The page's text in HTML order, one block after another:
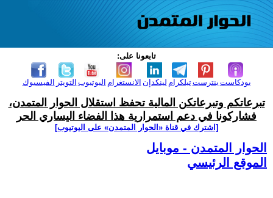
تابعونا على:
الفيسبوك التويتر اليوتيوب الانستغرام لينكدإن تيلكرامبنترست بودكاست
تبرعاتكم وتبرعاتكن المالية تحفظ استقلال الحوار المتمدن،
فشاركونا في دعم استمرارية هذا الفضاء اليساري الحر
[اشترك في قناة ‫«الحوار المتمدن» على اليوتيوب]
الحوار المتمدن - موبايل
الموقع الرئيسي